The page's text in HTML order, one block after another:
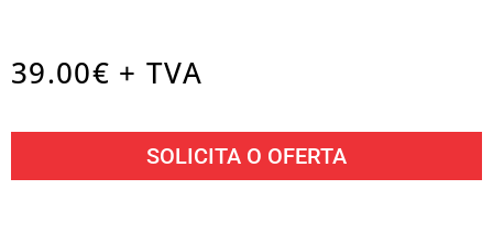
39.00€ + TVA
SOLICITA O OFERTA